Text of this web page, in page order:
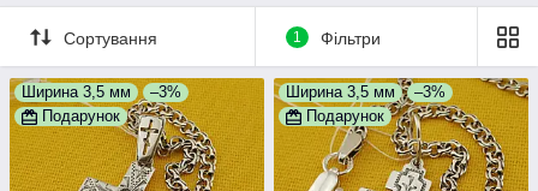
Сортування 1 Фільтри
Ширина 3,5 мм
–3%
Подарунок
Ширина 3,5 мм
–3%
Подарунок